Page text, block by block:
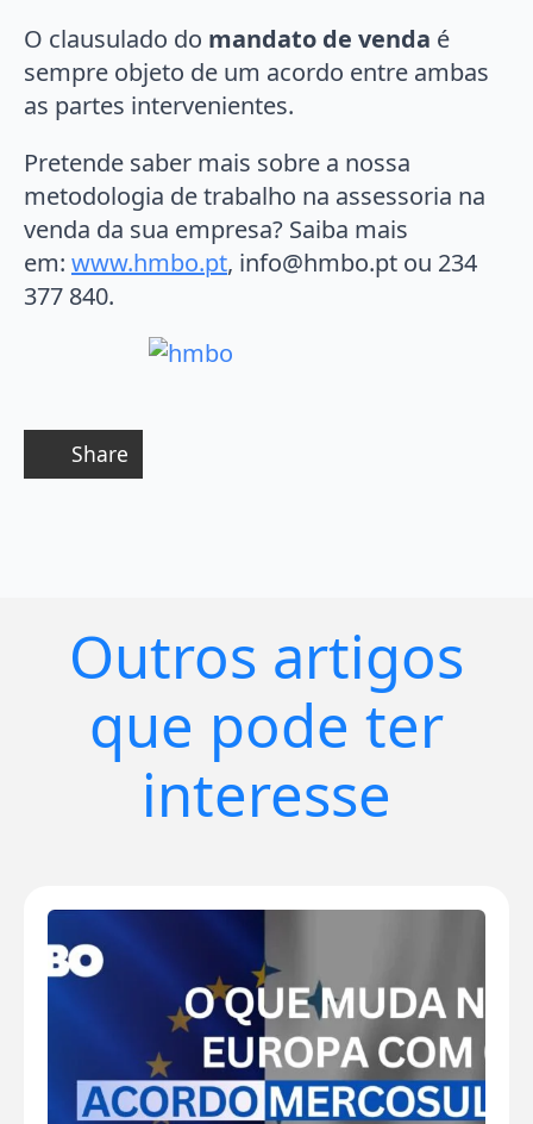
O clausulado do mandato de venda é
sempre objeto de um acordo entre ambas
as partes intervenientes.
Pretende saber mais sobre a nossa
metodologia de trabalho na assessoria na
venda da sua empresa? Saiba mais
em: www.hmbo.pt, info@hmbo.pt ou 234
377 840.
Share
Outros artigos
que pode ter
interesse